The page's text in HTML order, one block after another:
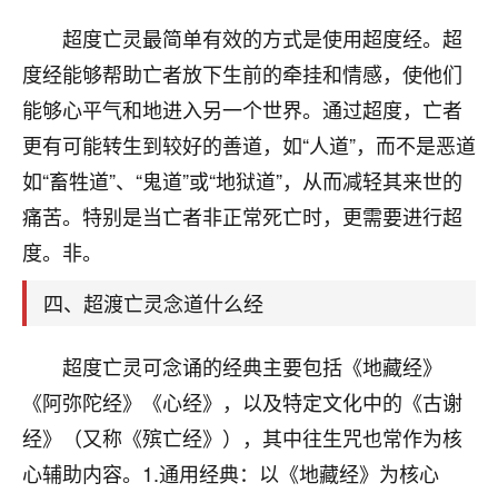
超度亡灵最简单有效的方式是使用超度经。超
度经能够帮助亡者放下生前的牵挂和情感，使他们
能够心平气和地进入另一个世界。通过超度，亡者
更有可能转生到较好的善道，如“人道”，而不是恶道
如“畜牲道”、“鬼道”或“地狱道”，从而减轻其来世的
痛苦。特别是当亡者非正常死亡时，更需要进行超
度。非。
四、超渡亡灵念道什么经
超度亡灵可念诵的经典主要包括《地藏经》
《阿弥陀经》《心经》，以及特定文化中的《古谢
经》（又称《殡亡经》），其中往生咒也常作为核
心辅助内容。1.通用经典：以《地藏经》为核心
是我从找店开始都是找慧来老师跟进的，选
址、风水、还有开业日子，哪哪都看了，虽然
大环境不好，但是我家生意还可以，前几天又
刚找老师做了补财库，希望财运更好一点！
2小时前 来自海南 18
梦醒时分
我女儿高二叛逆，大半年不上学，一说她就要死要活
师，一开始我是病急乱投医，这半年来，法事一个个
大学，只要能安安稳稳的把书读了，身体心理都健健
康康的我就很知足了！
鹿森：可怜天下父母心啊！
3小时前 来自河北 16